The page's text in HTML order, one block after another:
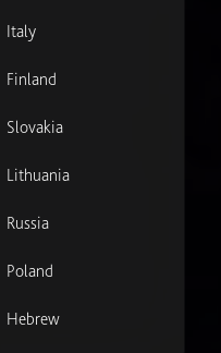
Italy
Finland
Slovakia
Lithuania
Russia
Poland
Hebrew